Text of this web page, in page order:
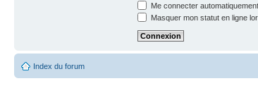
Me connecter
Masquer mon statut en ligne
Index du forum